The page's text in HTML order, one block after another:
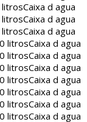
litrosCaixa d agua
litrosCaixa d agua
litrosCaixa d agua
litrosCaixa d agua
litrosCaixa d agua
litrosCaixa d agua
litrosCaixa d agua
litrosCaixa d agua
litrosCaixa d agua
litrosCaixa d agua